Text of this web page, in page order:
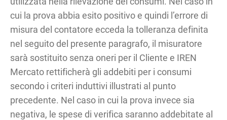
cui la prova abbia esito positivo e quindi l’errore di
misura del contatore ecceda la tolleranza definita
nel seguito del presente paragrafo, il misuratore
sarà sostituito senza oneri per il Cliente e IREN
Mercato rettificherà gli addebiti per i consumi
secondo i criteri induttivi illustrati al punto
precedente. Nel caso in cui la prova invece sia
negativa, le spese di verifica saranno addebitate al